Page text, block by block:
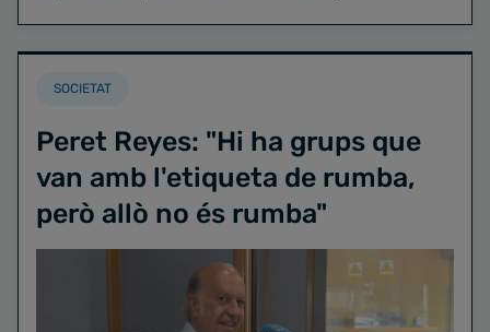
SOCIETAT
Peret Reyes: "Hi ha grups que
van amb l'etiqueta de rumba,
però allò no és rumba"